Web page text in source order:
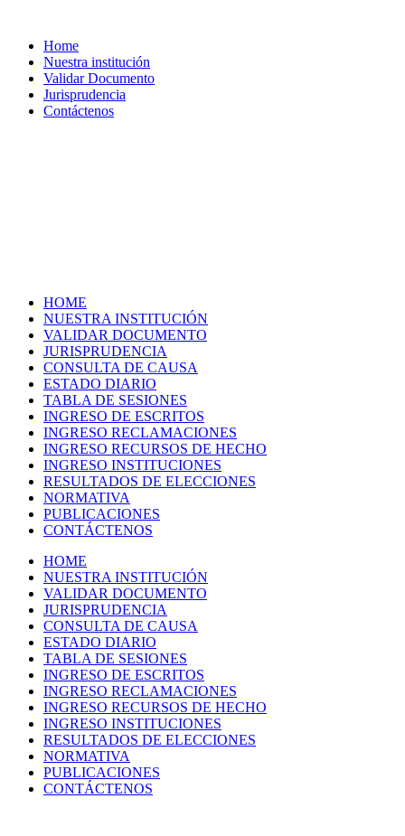
Home
Nuestra institución
Validar Documento
Jurisprudencia
Contáctenos
HOME
NUESTRA INSTITUCIÓN
VALIDAR DOCUMENTO
JURISPRUDENCIA
CONSULTA DE CAUSA
ESTADO DIARIO
TABLA DE SESIONES
INGRESO DE ESCRITOS
INGRESO RECLAMACIONES
INGRESO RECURSOS DE HECHO
INGRESO INSTITUCIONES
RESULTADOS DE ELECCIONES
NORMATIVA
PUBLICACIONES
CONTÁCTENOS
HOME
NUESTRA INSTITUCIÓN
VALIDAR DOCUMENTO
JURISPRUDENCIA
CONSULTA DE CAUSA
ESTADO DIARIO
TABLA DE SESIONES
INGRESO DE ESCRITOS
INGRESO RECLAMACIONES
INGRESO RECURSOS DE HECHO
INGRESO INSTITUCIONES
RESULTADOS DE ELECCIONES
NORMATIVA
PUBLICACIONES
CONTÁCTENOS